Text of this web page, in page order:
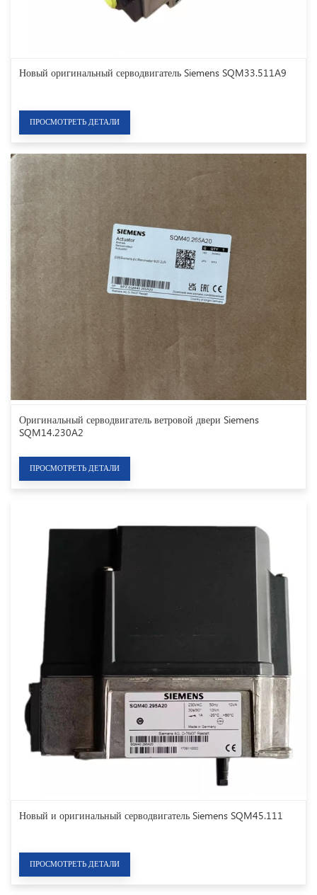
Новый оригинальный серводвигатель Siemens SQM33.511A9
ПРОСМОТРЕТЬ ДЕТАЛИ
Оригинальный серводвигатель ветровой двери Siemens
SQM14.230A2
ПРОСМОТРЕТЬ ДЕТАЛИ
Новый и оригинальный серводвигатель Siemens SQM45.111
ПРОСМОТРЕТЬ ДЕТАЛИ